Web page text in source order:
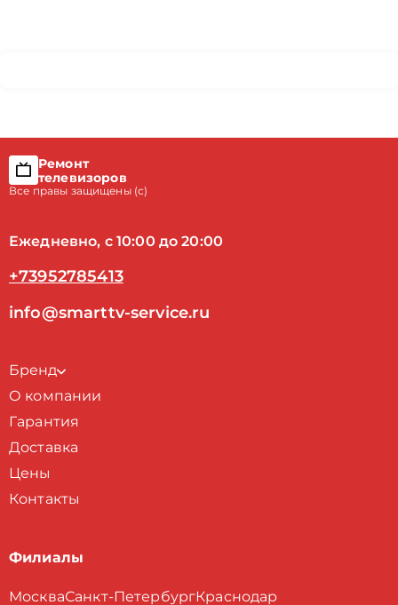
Ремонт
телевизоров
Все правы защищены (с)
Ежедневно, с 10:00 до 20:00
+73952785413
info@smarttv-service.ru
Бренд
О компании
Гарантия
Доставка
Цены
Контакты
Филиалы
МоскваСанкт-ПетербургКраснодар